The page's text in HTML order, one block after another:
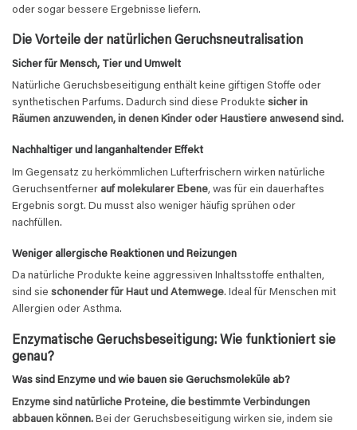
oder sogar bessere Ergebnisse liefern.
Die Vorteile der natürlichen Geruchsneutralisation
Sicher für Mensch, Tier und Umwelt
Natürliche Geruchsbeseitigung enthält keine giftigen Stoffe oder
synthetischen Parfums. Dadurch sind diese Produkte sicher in
Räumen anzuwenden, in denen Kinder oder Haustiere anwesend sind.
Nachhaltiger und langanhaltender Effekt
Im Gegensatz zu herkömmlichen Lufterfrischern wirken natürliche
Geruchsentferner auf molekularer Ebene, was für ein dauerhaftes
Ergebnis sorgt. Du musst also weniger häufig sprühen oder
nachfüllen.
Weniger allergische Reaktionen und Reizungen
Da natürliche Produkte keine aggressiven Inhaltsstoffe enthalten,
sind sie schonender für Haut und Atemwege. Ideal für Menschen mit
Allergien oder Asthma.
Enzymatische Geruchsbeseitigung: Wie funktioniert sie
genau?
Was sind Enzyme und wie bauen sie Geruchsmoleküle ab?
Enzyme sind natürliche Proteine, die bestimmte Verbindungen
abbauen können. Bei der Geruchsbeseitigung wirken sie, indem sie